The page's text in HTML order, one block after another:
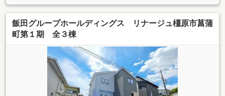
飯田グループホールディングス リナージュ橿原市菖蒲
町第１期 全３棟